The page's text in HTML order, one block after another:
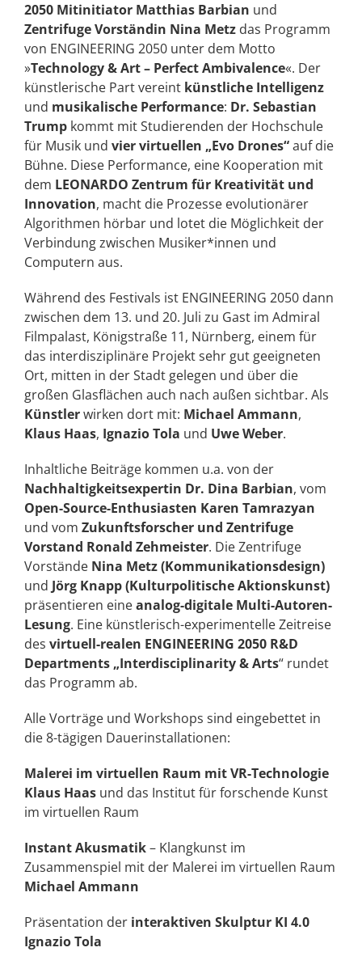
2050 Mitinitiator Matthias Barbian und
Zentrifuge Vorständin Nina Metz das Programm
von ENGINEERING 2050 unter dem Motto
»Technology & Art – Perfect Ambivalence«. Der
künstlerische Part vereint künstliche Intelligenz
und musikalische Performance: Dr. Sebastian
Trump kommt mit Studierenden der Hochschule
für Musik und vier virtuellen „Evo Drones“auf die
Bühne. Diese Performance, eine Kooperation mit
dem LEONARDO Zentrum für Kreativität und
Innovation, macht die Prozesse evolutionärer
Algorithmen hörbar und lotet die Möglichkeit der
Verbindung zwischen Musiker*innen und
Computern aus.
Während des Festivals ist ENGINEERING 2050 dann
zwischen dem 13. und 20. Juli zu Gast im Admiral
Filmpalast, Königstraße 11, Nürnberg, einem für
das interdisziplinäre Projekt sehr gut geeigneten
Ort, mitten in der Stadt gelegen und über die
großen Glasflächen auch nach außen sichtbar. Als
Künstlerwirken dort mit: Michael Ammann,
Klaus Haas, Ignazio Tola und Uwe Weber.
Inhaltliche Beiträge kommen u.a. von der
Nachhaltigkeitsexpertin Dr. Dina Barbian, vom
Open-Source-Enthusiasten Karen Tamrazyan
und vom Zukunftsforscher und Zentrifuge
Vorstand Ronald Zehmeister. Die Zentrifuge
Vorstände Nina Metz (Kommunikationsdesign)
und Jörg Knapp (Kulturpolitische Aktionskunst)
präsentieren eineanalog-digitale Multi-Autoren-
Lesung. Eine künstlerisch-experimentelle Zeitreise
des virtuell-realen ENGINEERING 2050 R&D
Departments „Interdisciplinarity & Arts“ rundet
das Programm ab.
Alle Vorträge und Workshops sind eingebettet in
die 8-tägigen Dauerinstallationen:
Malerei im virtuellen Raum mit VR-Technologie
Klaus Haas und das Institut für forschende Kunst
im virtuellen Raum
Instant Akusmatik– Klangkunst im
Zusammenspiel mit der Malerei im virtuellen Raum
Michael Ammann
Präsentation der interaktiven Skulptur KI 4.0
Ignazio Tola